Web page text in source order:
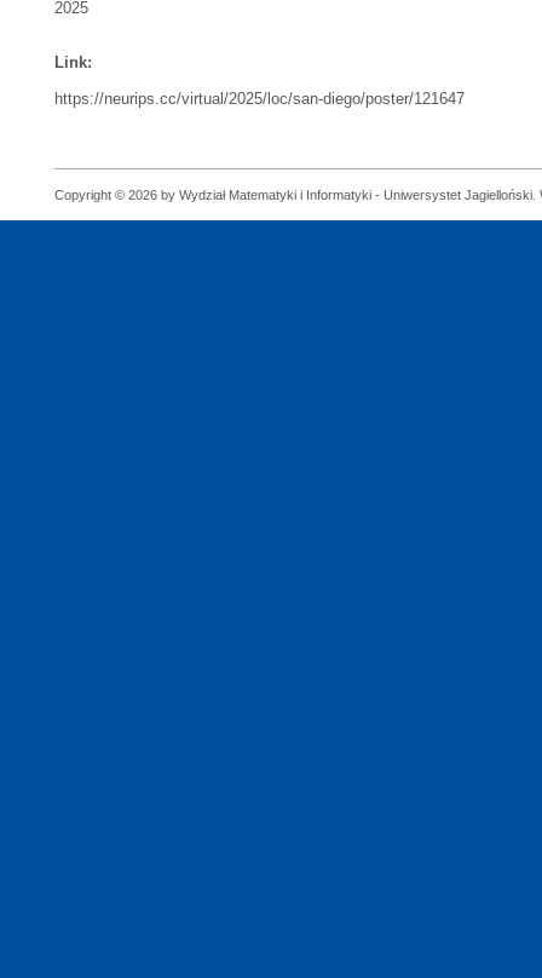
2025
Link:
https://neurips.cc/virtual/2025/loc/san-diego/poster/121647
Copyright © 2026 by Wydział Matematyki i Informatyki - Uniwersystet